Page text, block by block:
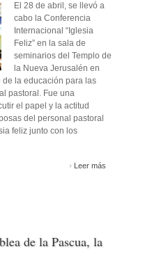
El 28 de abril, se llevó a
cabo la Conferencia
Internacional “Iglesia
Feliz” en la sala de
seminarios del Templo de
la Nueva Jerusalén en
de la educación para las
pastoral. Fue una
el papel y la actitud
del personal pastoral
feliz junto con los
Leer más
de la Pascua, la